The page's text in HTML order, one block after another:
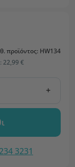
προϊόντος: HW134
22,99 €
+
3231